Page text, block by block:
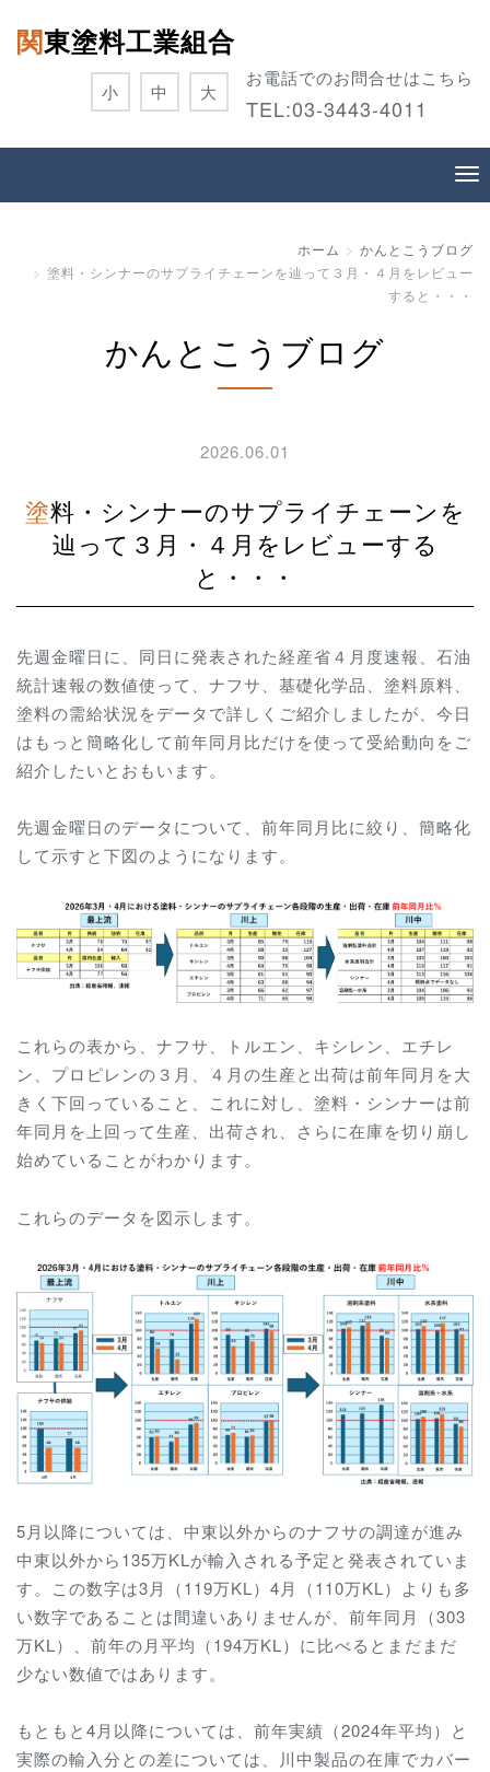
関東塗料工業組合
お電話でのお問合せはこちら
TEL:03-3443-4011
小 中 大
ホーム
かんとこうブログ
塗料・シンナーのサプライチェーンを辿って３月・４月をレビュー
すると・・・
かんとこうブログ
2026.06.01
塗料・シンナーのサプライチェーンを
辿って３月・４月をレビューする
と・・・
先週金曜日に、同日に発表された経産省４月度速報、石油
統計速報の数値使って、ナフサ、基礎化学品、塗料原料、
塗料の需給状況をデータで詳しくご紹介しましたが、今日
はもっと簡略化して前年同月比だけを使って受給動向をご
紹介したいとおもいます。
先週金曜日のデータについて、前年同月比に絞り、簡略化
して示すと下図のようになります。
これらの表から、ナフサ、トルエン、キシレン、エチレ
ン、プロピレンの３月、４月の生産と出荷は前年同月を大
きく下回っていること、これに対し、塗料・シンナーは前
年同月を上回って生産、出荷され、さらに在庫を切り崩し
始めていることがわかります。
これらのデータを図示します。
5月以降については、中東以外からのナフサの調達が進み
中東以外から135万KLが輸入される予定と発表されていま
す。この数字は3月（119万KL）4月（110万KL）よりも多
い数字であることは間違いありませんが、前年同月（303
万KL）、前年の月平均（194万KL）に比べるとまだまだ
少ない数値ではあります。
もともと4月以降については、前年実績（2024年平均）と
実際の輸入分との差については、川中製品の在庫でカバー